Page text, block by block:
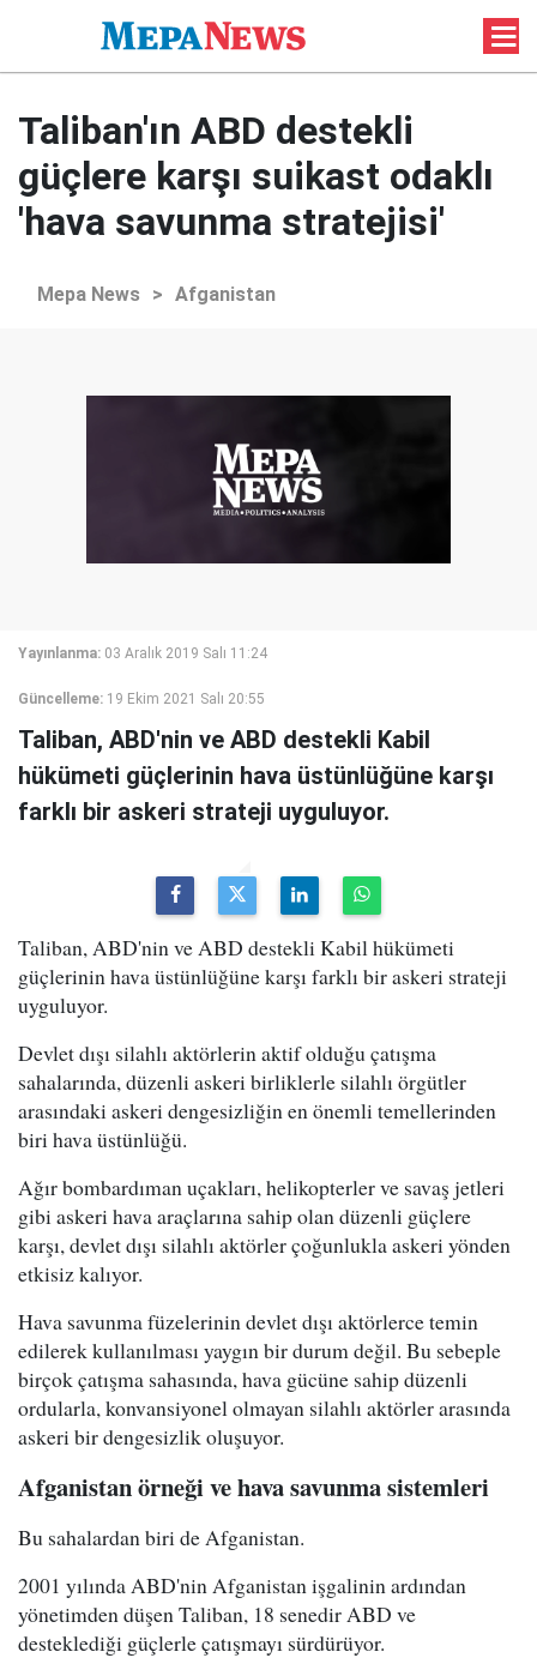
Taliban'ın ABD destekli
güçlere karşı suikast odaklı
'hava savunma stratejisi'
Mepa News > Afganistan
Yayınlanma: 03 Aralık 2019 Salı 11:24
Güncelleme: 19 Ekim 2021 Salı 20:55
Taliban, ABD'nin ve ABD destekli Kabil
hükümeti güçlerinin hava üstünlüğüne karşı
farklı bir askeri strateji uyguluyor.
Taliban, ABD'nin ve ABD destekli Kabil hükümeti
güçlerinin hava üstünlüğüne karşı farklı bir askeri strateji
uyguluyor.
Devlet dışı silahlı aktörlerin aktif olduğu çatışma
sahalarında, düzenli askeri birliklerle silahlı örgütler
arasındaki askeri dengesizliğin en önemli temellerinden
biri hava üstünlüğü.
Ağır bombardıman uçakları, helikopterler ve savaş jetleri
gibi askeri hava araçlarına sahip olan düzenli güçlere
karşı, devlet dışı silahlı aktörler çoğunlukla askeri yönden
etkisiz kalıyor.
Hava savunma füzelerinin devlet dışı aktörlerce temin
edilerek kullanılması yaygın bir durum değil. Bu sebeple
birçok çatışma sahasında, hava gücüne sahip düzenli
ordularla, konvansiyonel olmayan silahlı aktörler arasında
askeri bir dengesizlik oluşuyor.
Afganistan örneği ve hava savunma sistemleri
Bu sahalardan biri de Afganistan.
2001 yılında ABD'nin Afganistan işgalinin ardından
yönetimden düşen Taliban, 18 senedir ABD ve
desteklediği güçlerle çatışmayı sürdürüyor.